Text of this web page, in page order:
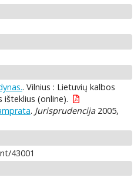
. Vilnius : Lietuvių kalbos
išteklius (online).
. Jurisprudencija2005,
43001